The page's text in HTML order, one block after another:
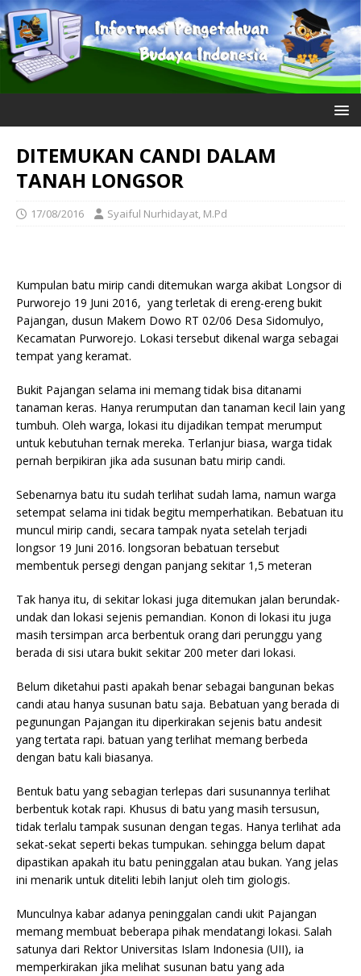
DITEMUKAN CANDI DALAM
TANAH LONGSOR
17/08/2016 Syaiful Nurhidayat, M.Pd
Kumpulan batu mirip candi ditemukan warga akibat Longsor di
Purworejo 19 Juni 2016, yang terletak di ereng-ereng bukit
Pajangan, dusun Makem Dowo RT 02/06 Desa Sidomulyo,
Kecamatan Purworejo. Lokasi tersebut dikenal warga sebagai
tempat yang keramat.
Bukit Pajangan selama ini memang tidak bisa ditanami
tanaman keras. Hanya rerumputan dan tanaman kecil lain yang
tumbuh. Oleh warga, lokasi itu dijadikan tempat merumput
untuk kebutuhan ternak mereka. Terlanjur biasa, warga tidak
pernah berpikiran jika ada susunan batu mirip candi.
Sebenarnya batu itu sudah terlihat sudah lama, namun warga
setempat selama ini tidak begitu memperhatikan. Bebatuan itu
muncul mirip candi, secara tampak nyata setelah terjadi
longsor 19 Juni 2016. longsoran bebatuan tersebut
membentuk persegi dengan panjang sekitar 1,5 meteran
Tak hanya itu, di sekitar lokasi juga ditemukan jalan berundak-
undak dan lokasi sejenis pemandian. Konon di lokasi itu juga
masih tersimpan arca berbentuk orang dari perunggu yang
berada di sisi utara bukit sekitar 200 meter dari lokasi.
Belum diketahui pasti apakah benar sebagai bangunan bekas
candi atau hanya susunan batu saja. Bebatuan yang berada di
pegunungan Pajangan itu diperkirakan sejenis batu andesit
yang tertata rapi. batuan yang terlihat memang berbeda
dengan batu kali biasanya.
Bentuk batu yang sebagian terlepas dari susunannya terlihat
berbentuk kotak rapi. Khusus di batu yang masih tersusun,
tidak terlalu tampak susunan dengan tegas. Hanya terlihat ada
sekat-sekat seperti bekas tumpukan. sehingga belum dapat
dipastikan apakah itu batu peninggalan atau bukan. Yang jelas
ini menarik untuk diteliti lebih lanjut oleh tim giologis.
Munculnya kabar adanya peninggalan candi ukit Pajangan
memang membuat beberapa pihak mendatangi lokasi. Salah
satunya dari Rektor Universitas Islam Indonesia (UII), ia
memperkirakan jika melihat susunan batu yang ada